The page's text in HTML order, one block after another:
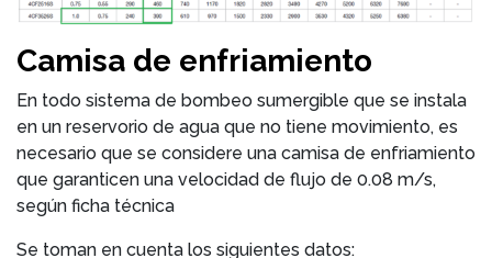
Camisa de enfriamiento
En todo sistema de bombeo sumergible que se instala
en un reservorio de agua que no tiene movimiento, es
necesario que se considere una camisa de enfriamiento
que garanticen una velocidad de flujo de 0.08 m/s,
según ficha técnica
Se toman en cuenta los siguientes datos: